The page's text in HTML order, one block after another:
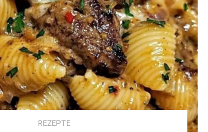
REZEPTE